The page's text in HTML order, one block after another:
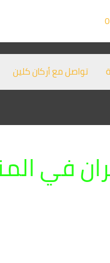
تواصل مع أركان كلين
في